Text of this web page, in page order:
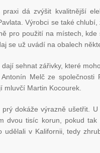
dá zvýšit kvalitnější
Výrobci se také
pro použití na místech,
se už uvádí na obalech
sehnat zářivky, které
Melč ze
mluvčí Martin Kocourek.
prý dokáže výrazně ušetřit.
dvou tisíc korun, pokud
udělali v Kalifornii, tedy